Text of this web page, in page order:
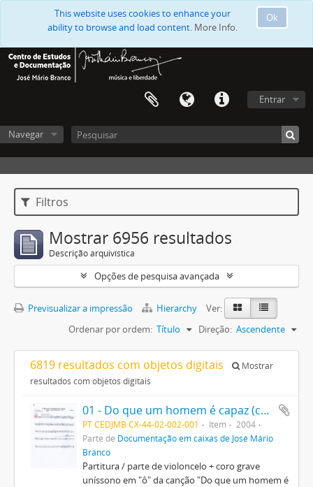
Ok
This website uses cookies to enhance your
ability to browse and load content. More Info.
Entrar
Navegar
Filtros
Mostrar 6956 resultados
Descrição arquivística
Opções de pesquisa avançada
Previsualizar a impressão Hierarchy
Ver:
Ordenar por ordem: Título Direção: Ascendente
6819 resultados com objetos digitais
Mostrar
resultados com objetos digitais
01 - Do que um homem é capaz (cello + coro)
PT CEDJMB CX-44-02-002-001 Item
2004
Parte de Documentação em caixas de José Mário
Branco
Partitura / parte de violoncelo + coro grave
uníssono em "ô" da canção "Do que um homem é